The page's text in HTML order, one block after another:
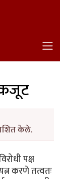
केले.
पक्ष
करणे तत्वतः